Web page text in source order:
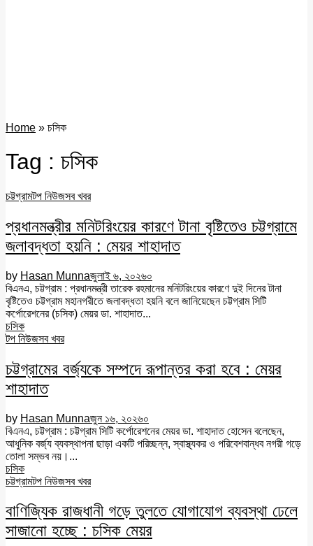
Home » চসিক
Tag : চসিক
চট্টগ্রামটপ নিউজসব খবর
প্রধানমন্ত্রীর মনিটরিংয়ের কারণে টানা বৃষ্টিতেও চট্টগ্রামে
জলাবদ্ধতা হয়নি : মেয়র শাহাদাত
by Hasan Munnaজুলাই ৬, ২০২৬০
বিএনএ, চট্টগ্রাম : প্রধানমন্ত্রী তারেক রহমানের মনিটরিংয়ের কারণে দুই দিনের টানা
বৃষ্টিতেও চট্টগ্রাম মহানগরীতে জলাবদ্ধতা হয়নি বলে জানিয়েছেন চট্টগ্রাম সিটি
কর্পোরেশনের (চসিক) মেয়র ডা. শাহাদাত...
চসিক
টপ নিউজসব খবর
চট্টগ্রামের বর্জ্যকে সম্পদে রূপান্তর করা হবে : মেয়র
শাহাদাত
by Hasan Munnaজুন ১৬, ২০২৬০
বিএনএ, চট্টগ্রাম : চট্টগ্রাম সিটি কর্পোরেশনের মেয়র ডা. শাহাদাত হোসেন বলেছেন,
আধুনিক বর্জ্য ব্যবস্থাপনা ছাড়া একটি পরিচ্ছন্ন, স্বাস্থ্যকর ও পরিবেশবান্ধব নগরী গড়ে
তোলা সম্ভব নয়।...
চসিক
চট্টগ্রামটপ নিউজসব খবর
বাণিজ্যিক রাজধানী গড়ে তুলতে যোগাযোগ ব্যবস্থা ঢেলে
সাজানো হচ্ছে : চসিক মেয়র